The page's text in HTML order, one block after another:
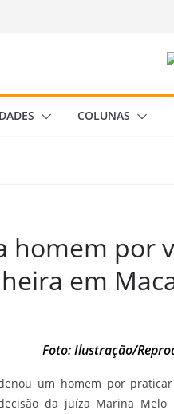
COLUNAS
homem por
em
Foto: Ilustração/
um homem por
da juíza Marina